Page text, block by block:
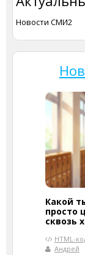
Новости СМИ2
Какой
просто
сквозь
HTML-
Андрей